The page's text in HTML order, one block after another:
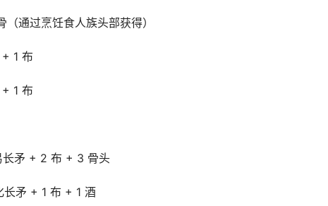
通过烹饪食人族头部获得）
1 布
1 布
长矛 + 2 布 + 3 骨头
矛 + 1 布 + 1 酒